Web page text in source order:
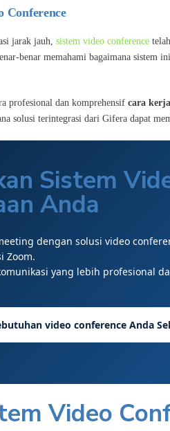
Conference
jarak jauh, sistem video conference
benar memahami bagaimana sistem
profesional dan komprehensif cara
solusi terintegrasi dari Gifera dapat
Sistem
Anda
dengan solusi video
Zoom.
yang lebih profesional
video conference Anda
Video